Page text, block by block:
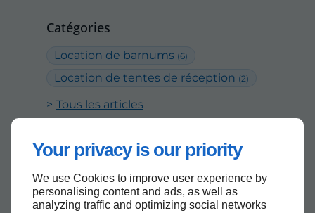
Your privacy is our priority
We use Cookies to improve user experience by
personalising content and ads, as well as
analyzing traffic and optimizing social networks
Catégories
Location de barnums (6)
Location de tentes de réception (2)
Tous les articles
Juin Avril Février
2026(3) 2025(5)